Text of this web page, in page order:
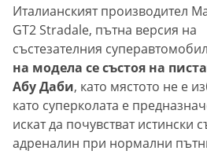
Италианският производител
GT2 Stradale, пътна версия на
състезателния
на модела се състоя на
Абу Даби, като мястото не е
като суперколата е
искат да почувстват истински
адреналин при нормални